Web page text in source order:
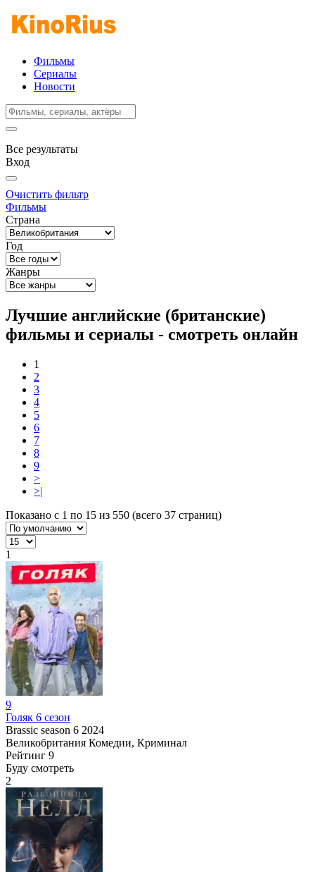
Фильмы
Сериалы
Новости
Все результаты
Вход
Очистить фильтр
Фильмы
Страна
Год
Жанры
Лучшие английские (британские)
фильмы и сериалы - смотреть онлайн
1
2
3
4
5
6
7
8
9
>
>|
Показано с 1 по 15 из 550 (всего 37 страниц)
1
9
Голяк 6 сезон
Brassic season 6 2024
Великобритания Комедии, Криминал
Рейтинг 9
Буду смотреть
2